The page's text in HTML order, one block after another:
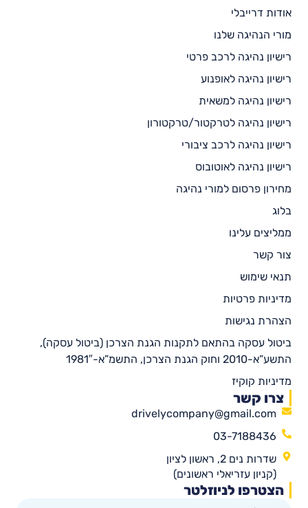
אודות דרייבלי
מורי הנהיגה שלנו
רישיון נהיגה לרכב פרטי
רישיון נהיגה לאופנוע
רישיון נהיגה למשאית
רישיון נהיגה לטרקטור/טרקטורון
רישיון נהיגה לרכב ציבורי
רישיון נהיגה לאוטובוס
מחירון פרסום למורי נהיגה
בלוג
ממליצים עלינו
צור קשר
תנאי שימוש
מדיניות פרטיות
הצהרת נגישות
ביטול עסקה בהתאם לתקנות הגנת הצרכן (ביטול עסקה),
התשע”א-2010 וחוק הגנת הצרכן, התשמ”א-1981″
מדיניות קוקיז
צרו קשר
drivelycompany@gmail.com
03-7188436
שדרות נים 2, ראשון לציון
(קניון עזריאלי ראשונים)
הצטרפו לניוזלטר